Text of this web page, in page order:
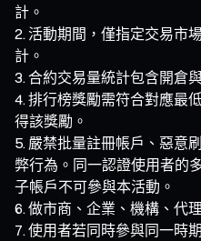
計。
活動期間，僅指定交易市
計。
合約交易量統計包含開倉
排行榜獎勵需符合對應最
得該獎勵。
嚴禁批量註冊帳戶、惡意
弊行為。同一認證使用者的
子帳戶不可參與本活動。
做市商、企業、機構、代
使用者若同時參與同一時